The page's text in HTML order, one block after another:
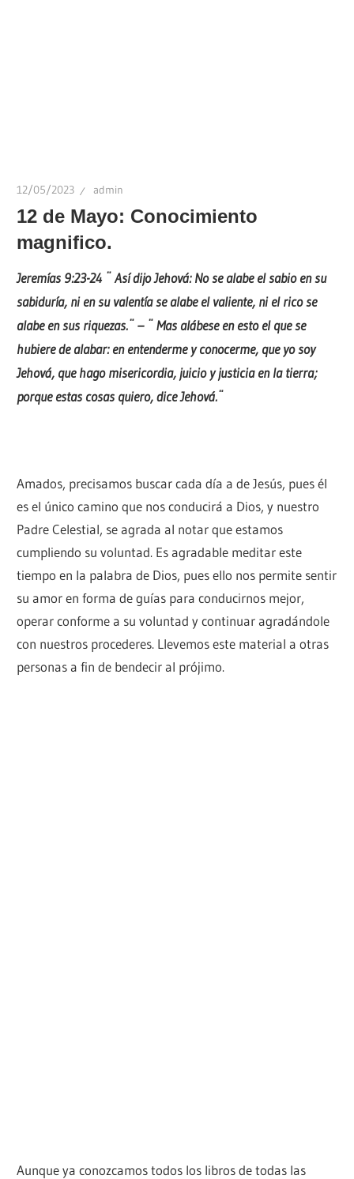
12/05/2023 admin
12 de Mayo: Conocimiento
magnifico.
Jeremías 9:23-24 ¨ Así dijo Jehová: No se alabe el sabio en su
sabiduría, ni en su valentía se alabe el valiente, ni el rico se
alabe en sus riquezas.¨ – ¨ Mas alábese en esto el que se
hubiere de alabar: en entenderme y conocerme, que yo soy
Jehová, que hago misericordia, juicio y justicia en la tierra;
porque estas cosas quiero, dice Jehová.¨
Amados, precisamos buscar cada día a de Jesús, pues él
es el único camino que nos conducirá a Dios, y nuestro
Padre Celestial, se agrada al notar que estamos
cumpliendo su voluntad. Es agradable meditar este
tiempo en la palabra de Dios, pues ello nos permite sentir
su amor en forma de guías para conducirnos mejor,
operar conforme a su voluntad y continuar agradándole
con nuestros procederes. Llevemos este material a otras
personas a fin de bendecir al prójimo.
Aunque ya conozcamos todos los libros de todas las